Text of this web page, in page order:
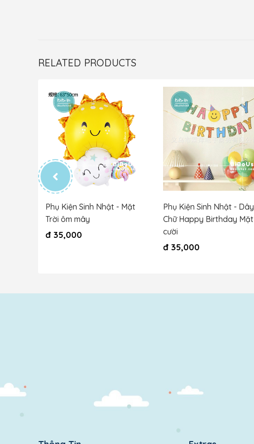
RELATED PRODUCTS
Phụ Kiện Sinh Nhật - Mặt
Trời ôm mây
đ 35,000
Phụ Kiện Sinh Nhật - Dây
Chữ Happy Birthday Mặt
cười
đ 35,000